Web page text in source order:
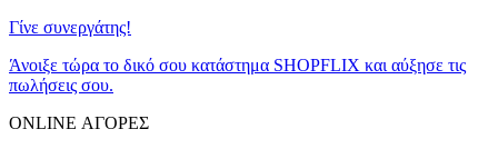
Γίνε συνεργάτης!
Άνοιξε τώρα το δικό σου κατάστημα SHOPFLIX και αύξησε τις
πωλήσεις σου.
ONLINE ΑΓΟΡΕΣ